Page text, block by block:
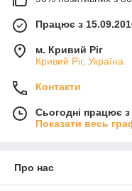
Працює з
м. Кривий Ріг
Кривий Ріг, Україна
Контакти
Сьогодні працює
Показати весь
Про нас